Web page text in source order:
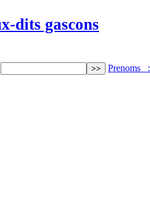
dits gascons
Prenoms :